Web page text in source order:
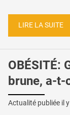
LIRE LA SUITE
OBÉSITÉ:
brune, a-t-
Actualité publiée il